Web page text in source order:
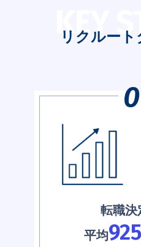
KEY
リクルー
転職決
平均925